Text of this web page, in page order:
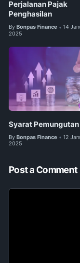
Perjalanan Pajak
Penghasilan
By Bonpas Finance • 14
2025
Syarat
By Bonpas Finance • 12
2025
Post a Comment